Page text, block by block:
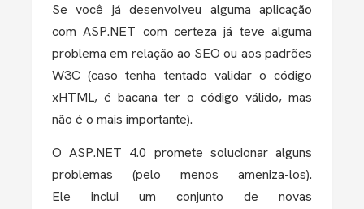
Se você já desenvolveu alguma aplicação
com ASP.NET com certeza já teve alguma
problema em relação ao SEO ou aos padrões
W3C (caso tenha tentado validar o código
xHTML, é bacana ter o código válido, mas
não é o mais importante).
O ASP.NET 4.0 promete solucionar alguns
problemas (pelo menos ameniza-los).
Ele inclui um conjunto de novas